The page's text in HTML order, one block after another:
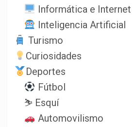
Informática e Internet
Inteligencia Artificial
Turismo
Curiosidades
Deportes
Fútbol
⛷️ Esquí
Automovilismo